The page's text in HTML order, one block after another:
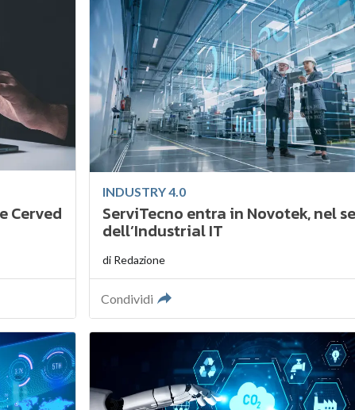
Cerved
INDUSTRY 4.0
ServiTecno entra in Novotek, nel
dell’Industrial IT
di Redazione
Condividi